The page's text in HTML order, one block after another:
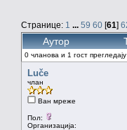
Странице: 1 ... 59 60 [61]
Аутор
0 чланова и 1 гост
Luče
члан
Ван мреже
Пол:
Организација: